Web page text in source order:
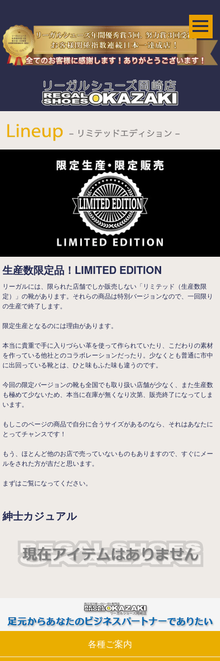
生産数限定品！LIMITED EDITION
リーガルには、限られた店舗でしか販売しない「リミテッド（生産数限
定）」の靴があります。それらの商品は特別バージョンなので、一回限り
の生産で終了します。
限定生産となるのには理由があります。
本当に貴重で手に入りづらい革を使って作られていたり、こだわりの素材
を作っている他社とのコラボレーションだったり。少なくとも普通に市中
に出回っている靴とは、ひと味もふた味も違うのです。
今回の限定バージョンの靴も全国でも取り扱い店舗が少なく、また生産数
も極めて少ないため、本当に在庫が無くなり次第、販売終了になってしま
います。
もしこのページの商品で自分に合うサイズがあるのなら、それはあなたに
とってチャンスです！
もう、ほとんど他のお店で売っていないものもありますので、すぐにメー
ルをされた方が吉だと思います。
まずはご覧になってください。
紳士カジュアル
各種ご案内